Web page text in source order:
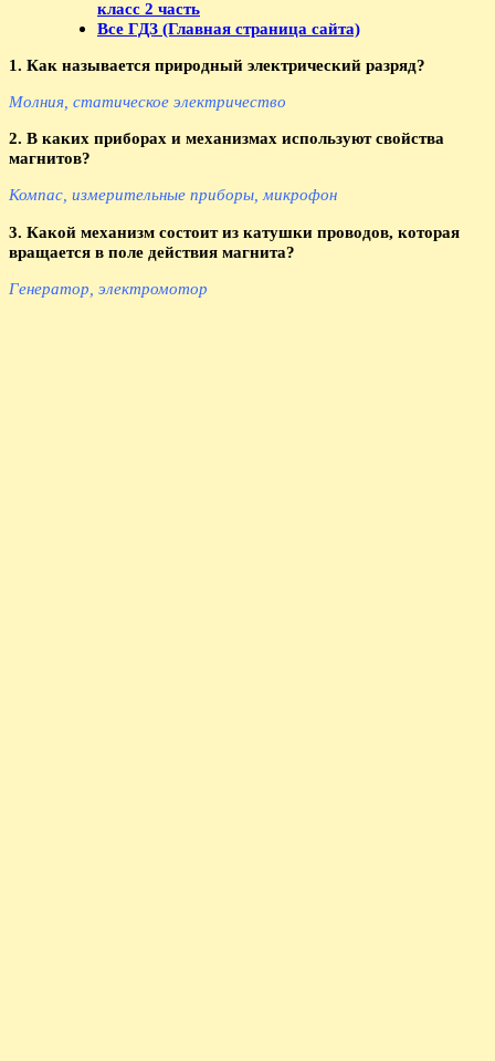
класс 2 часть
Все ГДЗ (Главная страница сайта)
1. Как называется природный электрический разряд?
Молния, статическое электричество
2. В каких приборах и механизмах используют свойства
магнитов?
Компас, измерительные приборы, микрофон
3. Какой механизм состоит из катушки проводов, которая
вращается в поле действия магнита?
Генератор, электромотор